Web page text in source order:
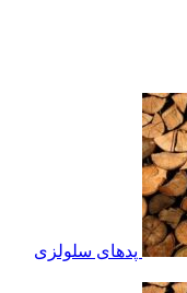
پدهای سلولزی